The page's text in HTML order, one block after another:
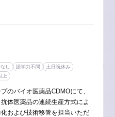
し 語学力不問
土日祝休み
上
のバイオ医薬品CDMOにて、
体医薬品の連続生産方式によ
および技術移管を担当いただ